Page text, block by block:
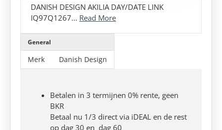
DANISH DESIGN AKILIA DAY/DATE LINK
IQ97Q1267... Read More
General
Merk Danish Design
Betalen in 3 termijnen 0% rente, geen
BKR
Betaal nu 1/3 direct via iDEAL en de rest
op dag 30 en dag 60